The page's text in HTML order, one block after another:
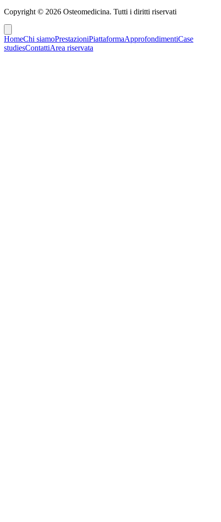
Copyright © 2026 Osteomedicina. Tutti i diritti riservati
HomeChi siamoPrestazioniPiattaformaApprofondimentiCase
studiesContattiArea riservata